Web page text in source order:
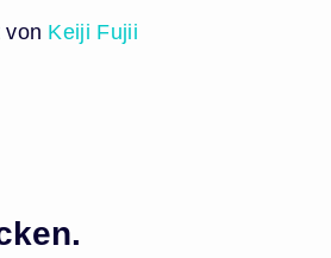
von Keiji Fujii